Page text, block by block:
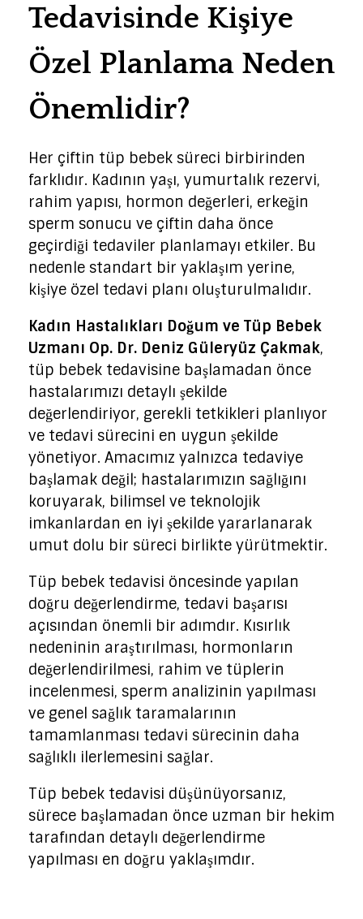
Tedavisinde Kişiye
Özel Planlama Neden
Önemlidir?
Her çiftin tüp bebek süreci birbirinden
farklıdır. Kadının yaşı, yumurtalık rezervi,
rahim yapısı, hormon değerleri, erkeğin
sperm sonucu ve çiftin daha önce
geçirdiği tedaviler planlamayı etkiler. Bu
nedenle standart bir yaklaşım yerine,
kişiye özel tedavi planı oluşturulmalıdır.
Kadın Hastalıkları Doğum ve Tüp Bebek
Uzmanı Op. Dr. Deniz Güleryüz Çakmak,
tüp bebek tedavisine başlamadan önce
hastalarımızı detaylı şekilde
değerlendiriyor, gerekli tetkikleri planlıyor
ve tedavi sürecini en uygun şekilde
yönetiyor. Amacımız yalnızca tedaviye
başlamak değil; hastalarımızın sağlığını
koruyarak, bilimsel ve teknolojik
imkanlardan en iyi şekilde yararlanarak
umut dolu bir süreci birlikte yürütmektir.
Tüp bebek tedavisi öncesinde yapılan
doğru değerlendirme, tedavi başarısı
açısından önemli bir adımdır. Kısırlık
nedeninin araştırılması, hormonların
değerlendirilmesi, rahim ve tüplerin
incelenmesi, sperm analizinin yapılması
ve genel sağlık taramalarının
tamamlanması tedavi sürecinin daha
sağlıklı ilerlemesini sağlar.
Tüp bebek tedavisi düşünüyorsanız,
sürece başlamadan önce uzman bir hekim
tarafından detaylı değerlendirme
yapılması en doğru yaklaşımdır.